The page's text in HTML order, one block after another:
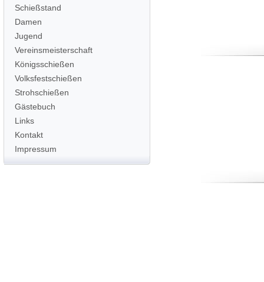
Schießstand
Damen
Jugend
Vereinsmeisterschaft
Königsschießen
Volksfestschießen
Strohschießen
Gästebuch
Links
Kontakt
Impressum